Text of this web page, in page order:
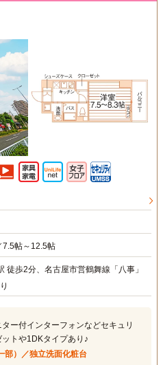
7.5帖～12.5帖
徒歩2分、名古屋市営鶴舞線「八事」
ー付インターフォンなどセキュリ
トや1DKタイプあり♪
部）／独立洗面化粧台